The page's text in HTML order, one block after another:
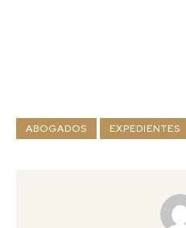
ABOGADOS EXPEDIENTES